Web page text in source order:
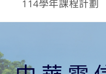
114學年課程計劃